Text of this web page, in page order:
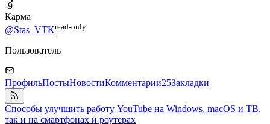
-9
Карма
@Stas_VTKread⁠-⁠only
Пользователь
ПрофильПостыНовостиКомментарии25Закладки
Способы улучшить работу YouTube на Windows, macOS и ТВ,
так и на смартфонах и роутерах